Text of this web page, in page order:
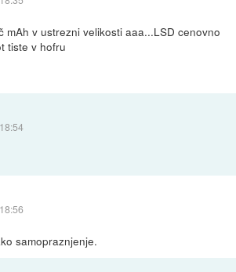
mAh v ustrezni velikosti aaa...LSD cenovno
tiste v hofru
samopraznjenje.